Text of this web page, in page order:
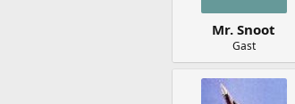
Mr. Snoot
Gast